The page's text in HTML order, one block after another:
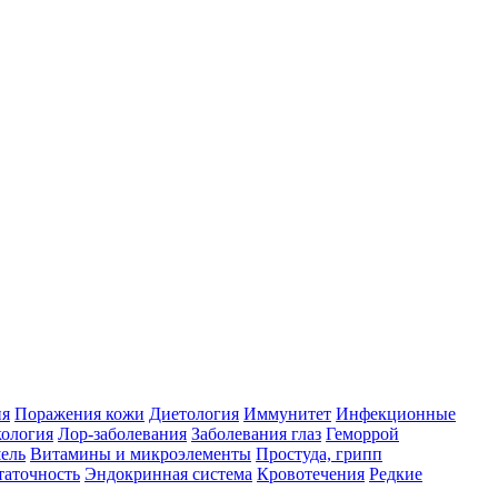
Поражения кожи Диетология Иммунитет Инфекционные
Лор-заболевания Заболевания глаз Геморрой
Витамины и микроэлементы Простуда, грипп
Эндокринная система Кровотечения Редкие